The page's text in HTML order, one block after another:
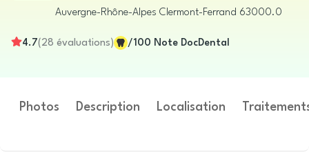
Auvergne-Rhône-Alpes Clermont-Ferrand 63000.0
4.7( 28 évaluations) /100 Note DocDental
Photos Description Localisation